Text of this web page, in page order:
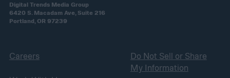
Digital Trends Media Group
6420 S. Macadam Ave, Suite 216
Portland, OR 97239
Careers
Do Not Sell or Share
My Information